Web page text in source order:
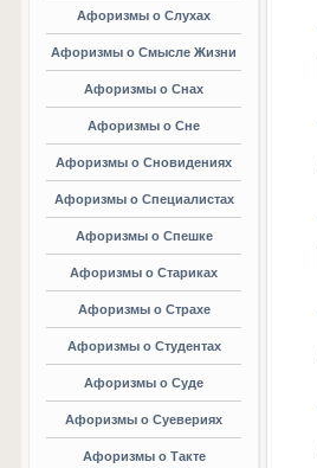
Афоризмы о Слухах
Афоризмы о Смысле Жизни
Афоризмы о Снах
Афоризмы о Сне
Афоризмы о Сновидениях
Афоризмы о Специалистах
Афоризмы о Спешке
Афоризмы о Стариках
Афоризмы о Страхе
Афоризмы о Студентах
Афоризмы о Суде
Афоризмы о Суевериях
Афоризмы о Такте